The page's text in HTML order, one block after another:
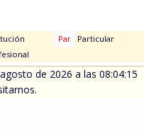
Par
Particular
de 2026 a las 08:04:15